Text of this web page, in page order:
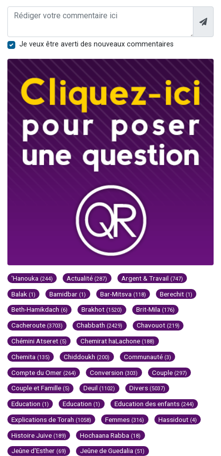
Je veux être averti des nouveaux commentaires
'Hanouka (244) Actualité (287) Argent & Travail (747)
Balak (1) Bamidbar (1) Bar-Mitsva (118) Berechit (1)
Beth-Hamikdach (6) Brakhot (1520) Brit-Mila (176)
Cacheroute (3703) Chabbath (2429) Chavouot (219)
Chémini Atseret (5) Chemirat haLachone (188)
Chemita (135) Chiddoukh (200) Communauté (3)
Compte du Omer (264) Conversion (303) Couple (297)
Couple et Famille (5) Deuil (1102) Divers (5037)
Education (1) Education (1) Education des enfants (244)
Explications de Torah (1058) Femmes (316) Hassidout (4)
Histoire Juive (189) Hochaana Rabba (18)
Jeûne d'Esther (69) Jeûne de Guedalia (51)